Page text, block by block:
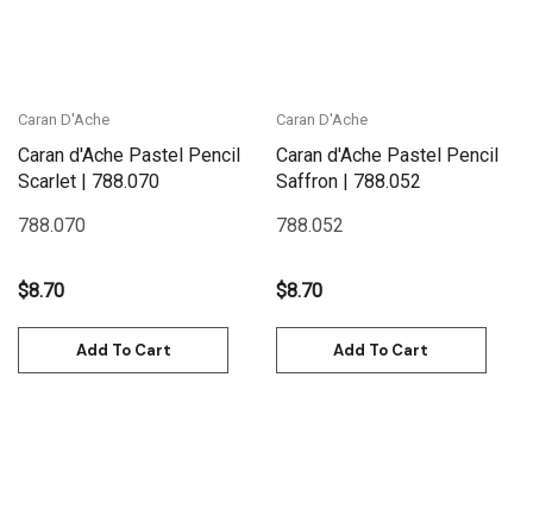
Caran D'Ache
Caran d'Ache Pastel Pencil
Scarlet | 788.070
788.070
$8.70
Add To Cart
Caran D'Ache
Caran d'Ache Pastel Pencil
Saffron | 788.052
788.052
$8.70
Add To Cart